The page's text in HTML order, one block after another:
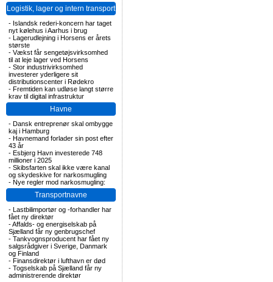
Logistik, lager og intern transport
- Islandsk rederi-koncern har taget
nyt kølehus i Aarhus i brug
- Lagerudlejning i Horsens er årets
største
- Vækst får sengetøjsvirksomhed
til at leje lager ved Horsens
- Stor industrivirksomhed
investerer yderligere sit
distributionscenter i Rødekro
- Fremtiden kan udløse langt større
krav til digital infrastruktur
Havne
- Dansk entreprenør skal ombygge
kaj i Hamburg
- Havnemand forlader sin post efter
43 år
- Esbjerg Havn investerede 748
millioner i 2025
- Skibsfarten skal ikke være kanal
og skydeskive for narkosmugling
- Nye regler mod narkosmugling:
Transportnavne
- Lastbilimportør og -forhandler har
fået ny direktør
-Affalds- og energiselskab på
Sjælland får ny genbrugschef
- Tankvognsproducent har fået ny
salgsrådgiver i Sverige, Danmark
og Finland
- Finansdirektør i lufthavn er død
- Togselskab på Sjælland får ny
administrerende direktør